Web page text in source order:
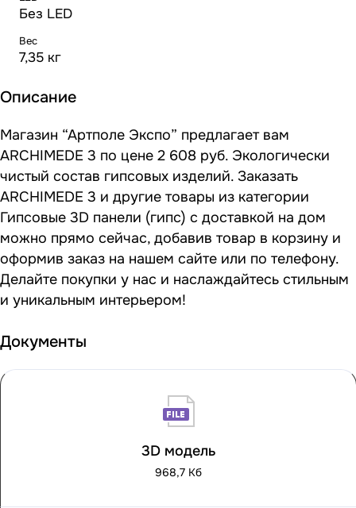
Без LED
Вес
7,35 кг
Описание
Магазин “Артполе Экспо” предлагает вам
ARCHIMEDE 3 по цене 2 608 руб. Экологически
чистый состав гипсовых изделий. Заказать
ARCHIMEDE 3 и другие товары из категории
Гипсовые 3D панели (гипс) с доставкой на дом
можно прямо сейчас, добавив товар в корзину и
оформив заказ на нашем сайте или по телефону.
Делайте покупки у нас и наслаждайтесь стильным
и уникальным интерьером!
Документы
3D модель
968,7 Кб